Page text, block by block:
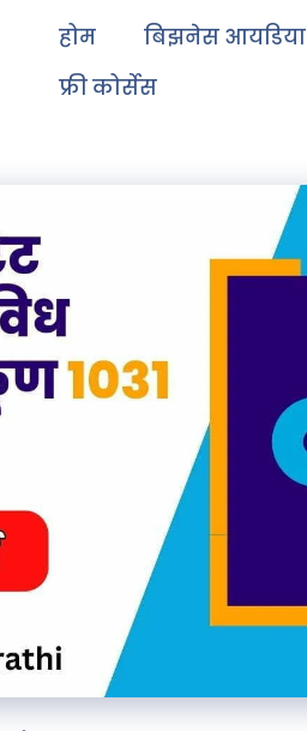
होम बिझनेस आयडिया
फ्री कोर्सेस